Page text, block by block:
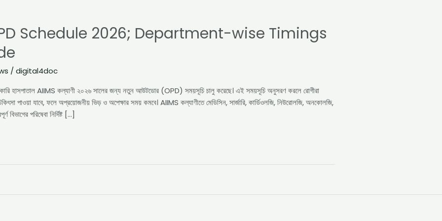
Schedule 2026; Department-wise Timings
/ digital4doc
হাসপাতাল AIIMS কল্যাণী ২০২৬ সালের জন্য নতুন আউটডোর (OPD) সময়সূচি চালু করেছে। এই সময়সূচি অনুসরণ করলে রোগীরা
পাওয়া যাবে, ফলে অপ্রয়োজনীয় ভিড় ও অপেক্ষার সময় কমবে। AIIMS কল্যাণীতে মেডিসিন, সার্জারি, কার্ডিওলজি, নিউরোলজি, অনকোলজি,
পরিষেবা নির্দিষ্ট […]